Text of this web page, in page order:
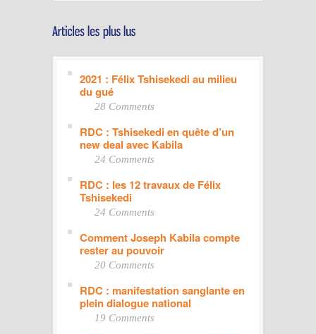
2021 : Félix Tshisekedi au milieu
du gué
28 Comments
RDC : Tshisekedi en quête d’un
new deal avec Kabila
24 Comments
RDC : les 12 travaux de Félix
Tshisekedi
24 Comments
Comment Joseph Kabila compte
rester au pouvoir
20 Comments
RDC : manifestation sanglante en
plein dialogue national
19 Comments